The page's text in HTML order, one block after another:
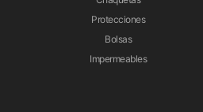
Protecciones
Bolsas
Impermeables